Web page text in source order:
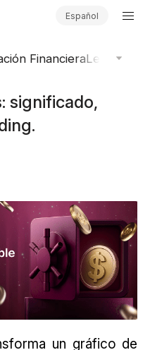
Español
FinancieraLeyendas
significado,
un gráfico de